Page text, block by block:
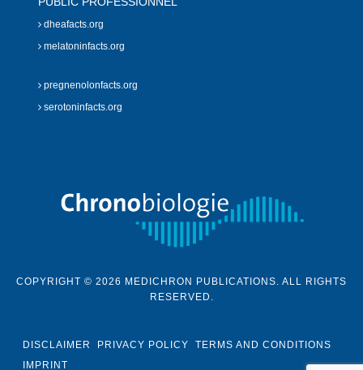
dheafacts.org
melatoninfacts.org
pregnenolonfacts.org
serotoninfacts.org
COPYRIGHT © 2026 MEDICHRON PUBLICATIONS. ALL RIGHTS
RESERVED.
DISCLAIMER PRIVACY POLICY
TERMS AND CONDITIONS
IMPRINT